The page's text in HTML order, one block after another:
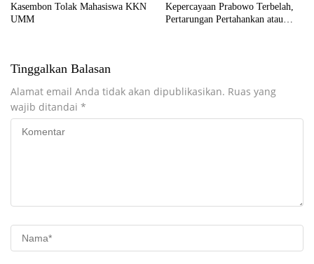
Kasembon Tolak Mahasiswa KKN
UMM
Kepercayaan Prabowo Terbelah,
Pertarungan Pertahankan atau
Tinggalkan Balasan
Alamat email Anda tidak akan dipublikasikan. Ruas yang
wajib ditandai *